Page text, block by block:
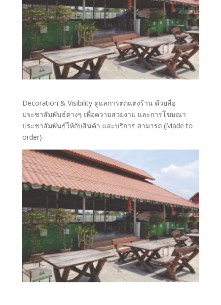
Decoration & Visibility ดูแลการตกแต่งร้าน ด้วยสื่อ
ประชาสัมพันธ์ต่างๆ เพื่อความสวยงาม และการโฆษณา
ประชาสัมพันธ์ให้กับสินค้า และบริการ สามารถ (Made to
order)